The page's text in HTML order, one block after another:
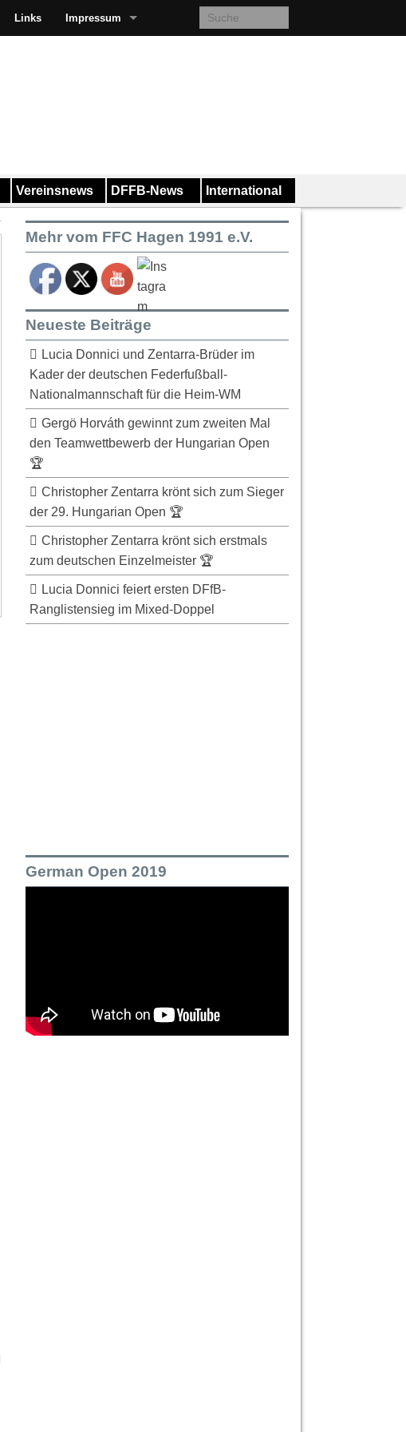
Links Impressum
Vereinsnews DFFB-News International
Mehr vom FFC Hagen 1991 e.V.
Neueste Beiträge
Lucia Donnici und Zentarra-Brüder im
Kader der deutschen Federfußball-
Nationalmannschaft für die Heim-WM
Gergö Horváth gewinnt zum zweiten Mal
den Teamwettbewerb der Hungarian Open
🏆
Christopher Zentarra krönt sich zum Sieger
der 29. Hungarian Open 🏆
Christopher Zentarra krönt sich erstmals
zum deutschen Einzelmeister 🏆
Lucia Donnici feiert ersten DFfB-
Ranglistensieg im Mixed-Doppel
German Open 2019